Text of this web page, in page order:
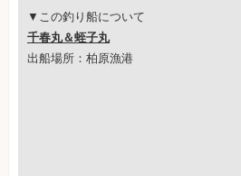
▼この釣り船について
千春丸＆蛭子丸
出船場所：柏原漁港